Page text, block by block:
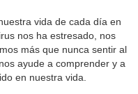
vida de cada día en
nos ha estresado, nos
más que nunca sentir al
ayude a comprender y a
en nuestra vida.